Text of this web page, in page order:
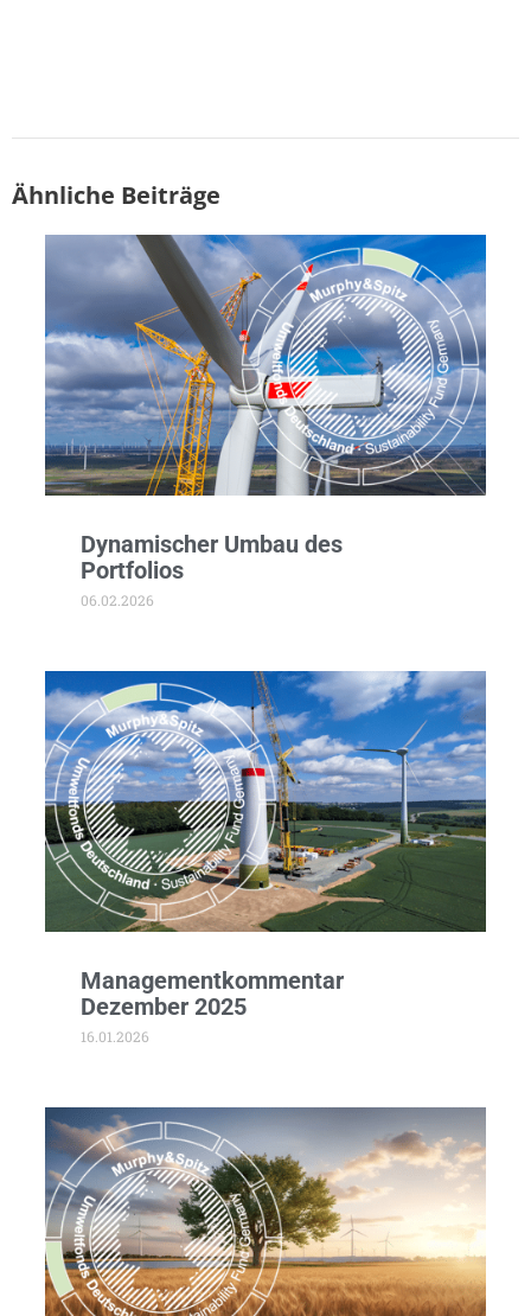
Ähnliche Beiträge
Dynamischer Umbau des
Portfolios
06.02.2026
Managementkommentar
Dezember 2025
16.01.2026